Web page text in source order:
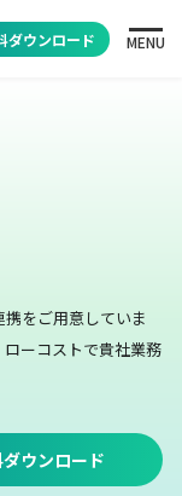
ダウンロード MENU
をご用意していま
ーコストで貴社業務
ウンロード